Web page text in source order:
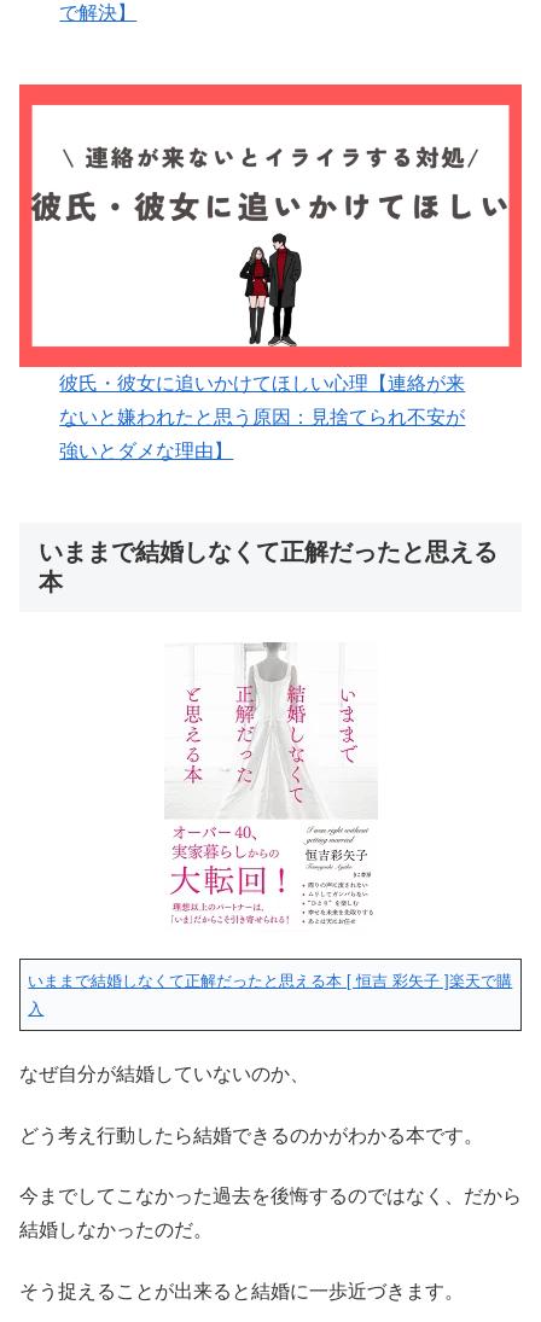
で解決】
彼氏・彼女に追いかけてほしい心理【連絡が来
ないと嫌われたと思う原因：見捨てられ不安が
強いとダメな理由】
いままで結婚しなくて正解だったと思える
本
いままで結婚しなくて正解だったと思える本 [ 恒吉 彩矢子 ]楽天で購
入
なぜ自分が結婚していないのか、
どう考え行動したら結婚できるのかがわかる本です。
今までしてこなかった過去を後悔するのではなく、だから
結婚しなかったのだ。
そう捉えることが出来ると結婚に一歩近づきます。